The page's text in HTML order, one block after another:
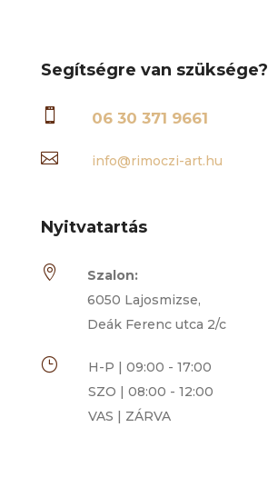
Segítségre van szüksége?
 06 30 371 9661
 info@rimoczi-art.hu
Nyitvatartás

Szalon:
6050 Lajosmizse,
Deák Ferenc utca 2/c
}
H-P | 09:00 - 17:00
SZO | 08:00 - 12:00
VAS | ZÁRVA